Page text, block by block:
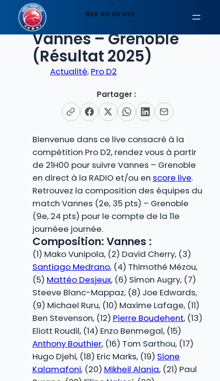
contenu
EN DIRECT
Vannes – Grenoble
(Résultat 2025)
Actualité, Pro D2
Partager :
Bienvenue dans ce live consacré à la
compétition Pro D2, rendez vous à partir
de 21H00 pour suivre Vannes – Grenoble
en direct à la RADIO et/ou en score live.
Retrouvez la composition des équipes du
match Vannes (2e, 35 pts) – Grenoble
(9e, 24 pts) pour le compte de la 11e
journéee journée.
Composition: Vannes :
(1) Mako Vunipola, (2) David Cherry, (3)
Santiago Medrano, (4) Thimothé Mézou,
(5) Mattéo Desjeux, (6) Simon Augry, (7)
Steeve Blanc-Mappaz, (8) Joe Edwards,
(9) Michael Ruru, (10) Maxime Lafage, (11)
Ben Stevenson, (12) Pierre Boudehent, (13)
Eliott Roudil, (14) Enzo Benmegal, (15)
Anthony Bouthier, (16) Tom Sarthou, (17)
Hugo Djehi, (18) Eric Marks, (19) Sione
Kalamafoni, (20) Mikheil Alania, (21) Paul
live en direct